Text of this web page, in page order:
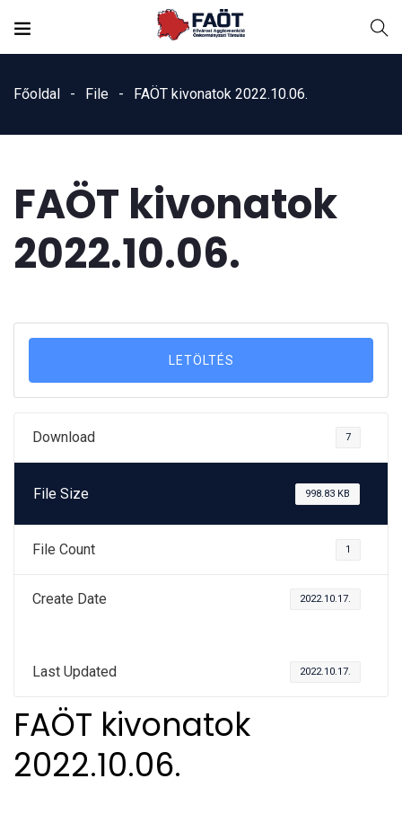
Főoldal File FAÖT kivonatok 2022.10.06.
FAÖT kivonatok
2022.10.06.
LETÖLTÉS
Download 7
File Size 998.83 KB
File Count 1
Create Date 2022.10.17.
Last Updated 2022.10.17.
FAÖT kivonatok
2022.10.06.